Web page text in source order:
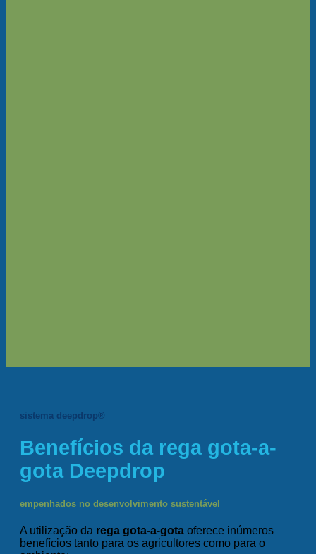
sistema deepdrop®
Benefícios da rega gota-a-
gota Deepdrop
empenhados no desenvolvimento sustentável
A utilização da rega gota-a-gota oferece inúmeros
benefícios tanto para os agricultores como para o